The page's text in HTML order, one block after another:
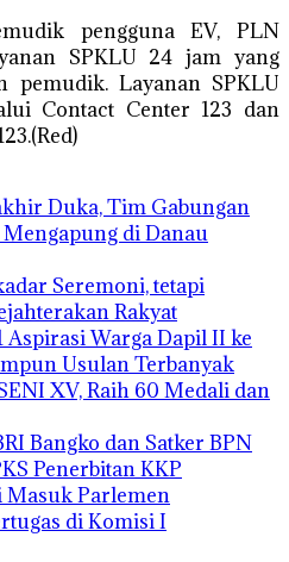
pengguna EV, PLN
SPKLU 24 jam yang
pemudik. Layanan SPKLU
Contact Center 123 dan
Duka, Tim Gabungan
di Danau
Seremoni, tetapi
Rakyat
Aspirasi Warga Dapil II ke
Usulan Terbanyak
XV, Raih 60 Medali dan
Bangko dan Satker BPN
Penerbitan KKP
Masuk Parlemen
di Komisi I